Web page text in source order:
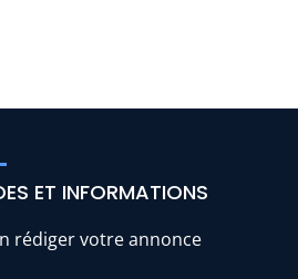
ET INFORMATIONS
rédiger votre annonce